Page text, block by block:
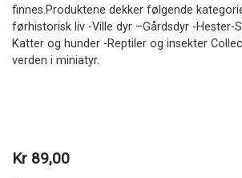
finnes.Produktene dekker følgende
førhistorisk liv -Ville dyr –Gårdsdyr -Hester-
Katter og hunder -Reptiler og insekter
verden i miniatyr.
Kr 89,00